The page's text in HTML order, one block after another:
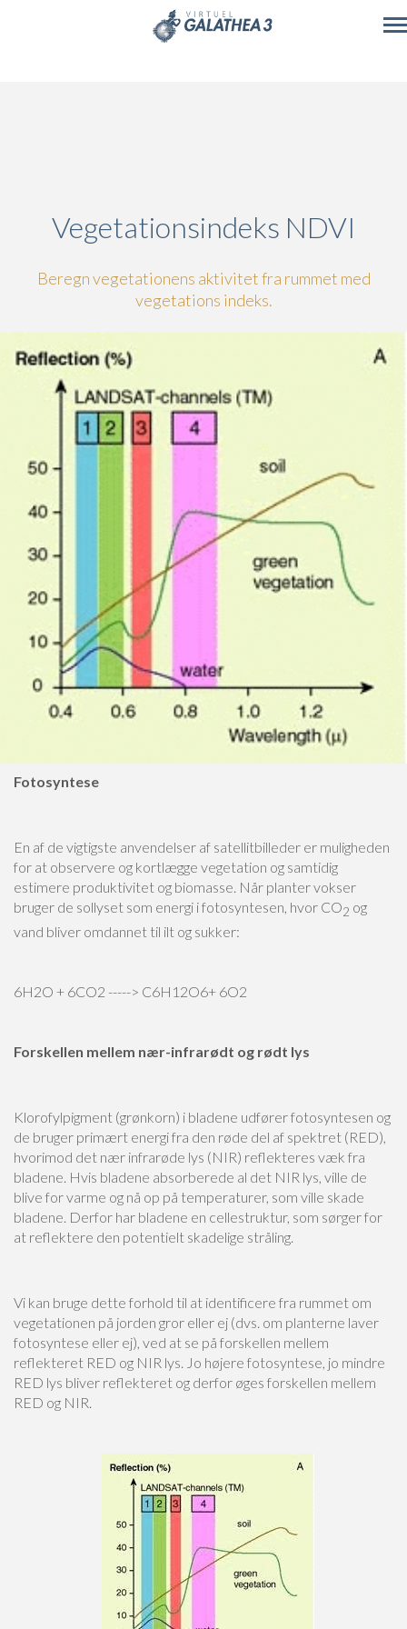
Vegetationsindeks NDVI
Beregn vegetationens aktivitet fra rummet med
vegetations indeks.
Fotosyntese
En af de vigtigste anvendelser af satellitbilleder er muligheden
for at observere og kortlægge vegetation og samtidig
estimere produktivitet og biomasse. Når planter vokser
bruger de sollyset som energi i fotosyntesen, hvor CO2 og
vand bliver omdannet til ilt og sukker:
6H2O + 6CO2 -----> C6H12O6+ 6O2
Forskellen mellem nær-infrarødt og rødt lys
Klorofylpigment (grønkorn) i bladene udfører fotosyntesen og
de bruger primært energi fra den røde del af spektret (RED),
hvorimod det nær infrarøde lys (NIR) reflekteres væk fra
bladene. Hvis bladene absorberede al det NIR lys, ville de
blive for varme og nå op på temperaturer, som ville skade
bladene. Derfor har bladene en cellestruktur, som sørger for
at reflektere den potentielt skadelige stråling.
Vi kan bruge dette forhold til at identificere fra rummet om
vegetationen på jorden gror eller ej (dvs. om planterne laver
fotosyntese eller ej), ved at se på forskellen mellem
reflekteret RED og NIR lys. Jo højere fotosyntese, jo mindre
RED lys bliver reflekteret og derfor øges forskellen mellem
RED og NIR.